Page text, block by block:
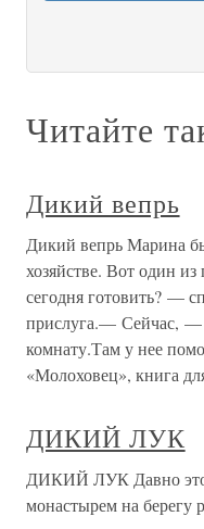
Читайте
Дикий вепрь
Дикий вепрь Марина
хозяйстве. Вот один
сегодня готовить? —
прислуга.— Сейчас, —
комнату.Там у нее
«Молоховец», книга
ДИКИЙ ЛУК
ДИКИЙ ЛУК Давно
монастырем на берегу